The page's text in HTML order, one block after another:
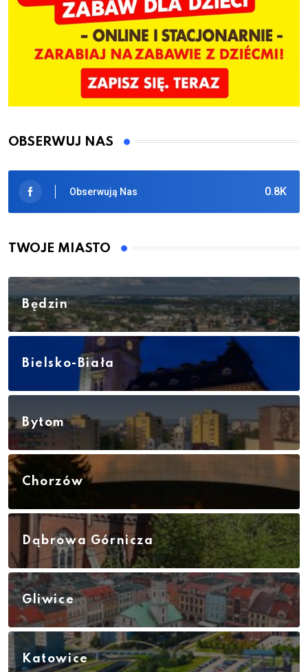
OBSERWUJ NAS
0.8K
Obserwują Nas
TWOJE MIASTO
Będzin
Bielsko-Biała
Bytom
Chorzów
Dąbrowa Górnicza
Gliwice
Katowice